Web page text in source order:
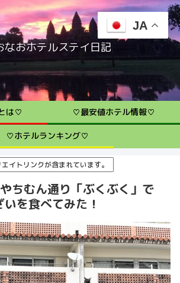
なおホテルステイ日記
は♡ ♡最安値ホテル情報♡
♡ホテルランキング♡
イトリンクが含まれています。
ちむん通り「ぶくぶく」で
を食べてみた！
JA